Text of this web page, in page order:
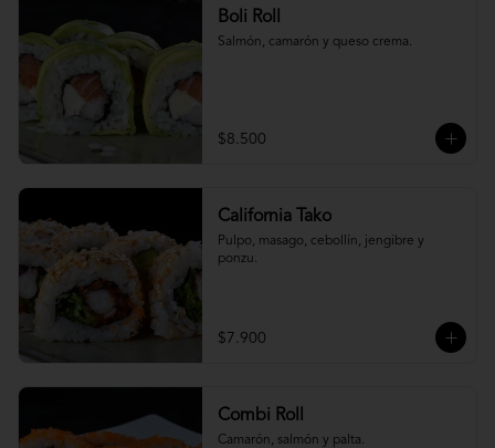
Boli Roll
Salmón, camarón y queso crema.
$8.500
California Tako
Pulpo, masago, cebollín, jengibre y
ponzu.
$7.900
Combi Roll
Camarón, salmón y palta.